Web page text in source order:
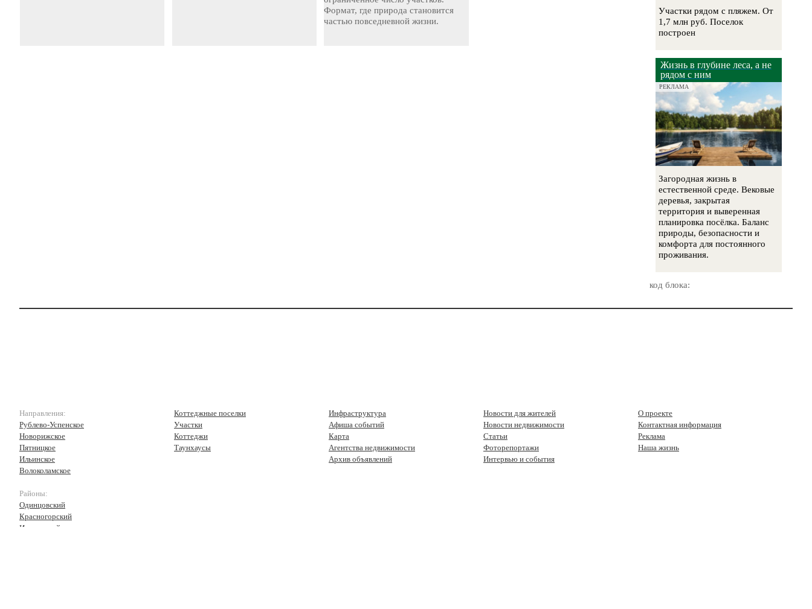
Формат, где природа становится
частью повседневной жизни.
Участки рядом с пляжем. От
1,7 млн руб. Поселок
построен
Жизнь в глубине леса, а не
рядом с ним
РЕКЛАМА
Загородная жизнь в
естественной среде. Вековые
деревья, закрытая
территория и выверенная
планировка посёлка. Баланс
природы, безопасности и
комфорта для постоянного
проживания.
код блока:
Направления:
Рублево-Успенское
Новорижское
Пятницкое
Ильинское
Волоколамское
Районы:
Одинцовский
Красногорский
Истринский
Коттеджные поселки
Участки
Коттеджи
Таунхаусы
Инфраструктура
Афиша событий
Карта
Агентства недвижимости
Архив объявлений
Новости для жителей
Новости недвижимости
Статьи
Фоторепортажи
Интервью и события
О проекте
Контактная информация
Реклама
Наша жизнь